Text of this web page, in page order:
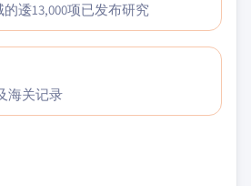
逶13,000项已发布研究
海关记录